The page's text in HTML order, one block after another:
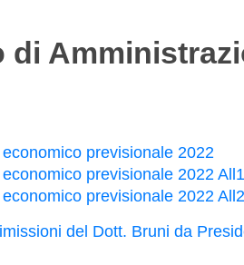
di
previsionale 2022
previsionale 2022 All1
previsionale 2022 All2
del Dott. Bruni da